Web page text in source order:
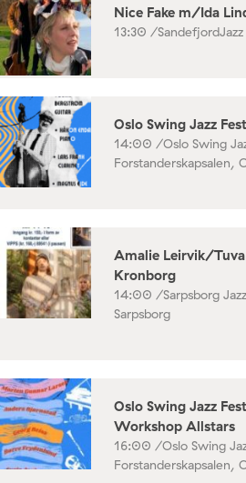
Nice Fake m/Ida
13:30 /
Oslo Swing Jazz
14:00 /Oslo Swing
Forstanderskapsalen,
Amalie Leirvik/
Kronborg
14:00 /Sarpsborg
Sarpsborg
Oslo Swing Jazz
Workshop Allstars
16:00 /Oslo Swing
Forstanderskapsalen,